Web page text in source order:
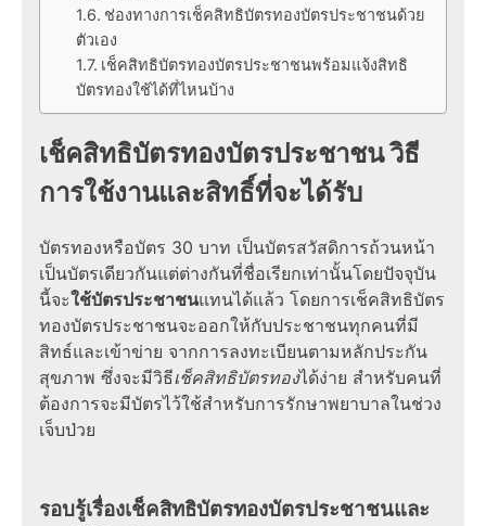
ช่องทางการเช็คสิทธิบัตรทองบัตรประชาชนด้วย
ตัวเอง
เช็คสิทธิบัตรทองบัตรประชาชนพร้อมแจ้งสิทธิ
บัตรทองใช้ได้ที่ไหนบ้าง
เช็คสิทธิบัตรทองบัตรประชาชน วิธี
การใช้งานและสิทธิ์ที่จะได้รับ
บัตรทองหรือบัตร 30 บาท เป็นบัตรสวัสดิการถ้วนหน้า
เป็นบัตรเดียวกันแต่ต่างกันที่ชื่อเรียกเท่านั้นโดยปัจจุบัน
นี้จะใช้บัตรประชาชนแทนได้แล้ว โดยการเช็คสิทธิบัตร
ทองบัตรประชาชนจะออกให้กับประชาชนทุกคนที่มี
สิทธ์และเข้าข่าย จากการลงทะเบียนตามหลักประกัน
สุขภาพ ซึ่งจะมีวิธีเช็คสิทธิบัตรทองได้ง่าย สำหรับคนที่
ต้องการจะมีบัตรไว้ใช้สำหรับการรักษาพยาบาลในช่วง
เจ็บป่วย
รอบรู้เรื่องเช็คสิทธิบัตรทองบัตรประชาชนและ